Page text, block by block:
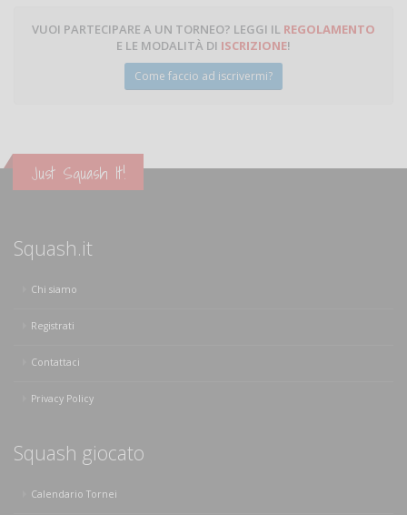
VUOI PARTECIPARE A UN TORNEO? LEGGI IL REGOLAMENTO
E LE MODALITÀ DI ISCRIZIONE!
Come faccio ad iscrivermi?
Just Squash It!
Squash.it
Chi siamo
Registrati
Contattaci
Privacy Policy
Squash giocato
Calendario Tornei